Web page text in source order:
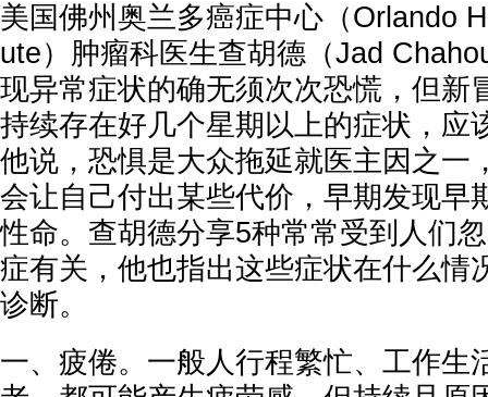
美国佛州奥兰多癌症中心（Orlando
ute）肿瘤科医生查胡德（Jad
现异常症状的确无须次次恐慌，但新
持续存在好几个星期以上的症状，应
他说，恐惧是大众拖延就医主因之一
会让自己付出某些代价，早期发现早
性命。查胡德分享5种常常受到人们
症有关，他也指出这些症状在什么情
诊断。
一、疲倦。一般人行程繁忙、工作生